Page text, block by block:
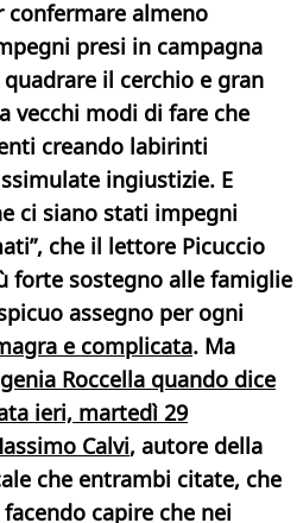
confermare almeno
presi in campagna
il cerchio e gran
vecchi modi di fare che
creando labirinti
ingiustizie. E
ci siano stati impegni
che il lettore Picuccio
forte sostegno alle famiglie
assegno per ogni
e complicata. Ma
Roccella quando dice
ieri, martedì 29
Calvi, autore della
che entrambi citate, che
capire che nei